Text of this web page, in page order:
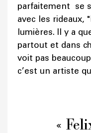
parfaitement se
avec les rideaux,
lumières. Il y a
partout et dans
voit pas
c’est un artiste
«